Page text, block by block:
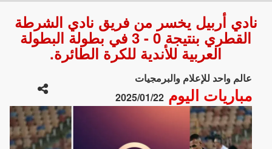
نادي أربيل يخسر من فريق نادي الشرطة
القطري بنتيجة 0 - 3 في بطولة البطولة
العربية للأندية للكرة الطائرة.
عالم واحد للإعلام والبرمجيات
مباريات اليوم2025/01/22